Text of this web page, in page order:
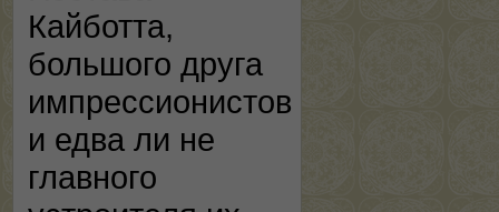
Кайботта,
большого друга
импрессионистов
и едва ли не
главного